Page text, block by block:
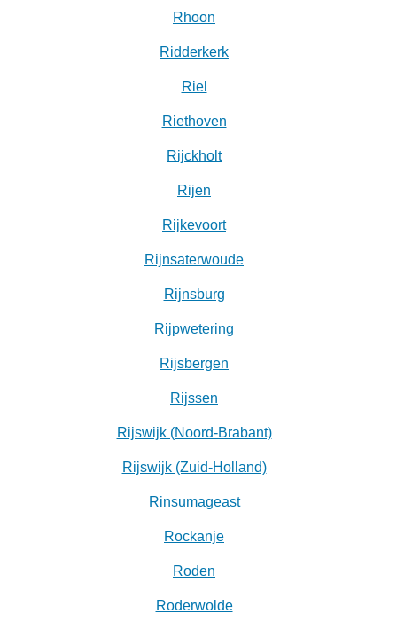
Rhoon
Ridderkerk
Riel
Riethoven
Rijckholt
Rijen
Rijkevoort
Rijnsaterwoude
Rijnsburg
Rijpwetering
Rijsbergen
Rijssen
Rijswijk (Noord-Brabant)
Rijswijk (Zuid-Holland)
Rinsumageast
Rockanje
Roden
Roderwolde